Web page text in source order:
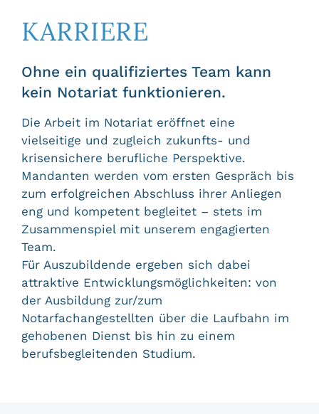
KARRIERE
Ohne ein qualifiziertes Team kann
kein Notariat funktionieren.
Die Arbeit im Notariat eröffnet eine
vielseitige und zugleich zukunfts- und
krisensichere berufliche Perspektive.
Mandanten werden vom ersten Gespräch bis
zum erfolgreichen Abschluss ihrer Anliegen
eng und kompetent begleitet – stets im
Zusammenspiel mit unserem engagierten
Team.
Für Auszubildende ergeben sich dabei
attraktive Entwicklungsmöglichkeiten: von
der Ausbildung zur/zum
Notarfachangestellten über die Laufbahn im
gehobenen Dienst bis hin zu einem
berufsbegleitenden Studium.